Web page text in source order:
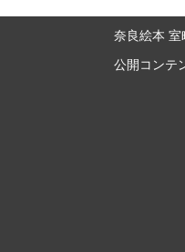
奈良絵本
公開コンテ